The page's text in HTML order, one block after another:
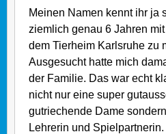
Meinen Namen kennt ihr ja
ziemlich genau 6 Jahren
dem Tierheim Karlsruhe zu
Ausgesucht hatte mich
der Familie. Das war echt
nicht nur eine super
gutriechende Dame
Lehrerin und